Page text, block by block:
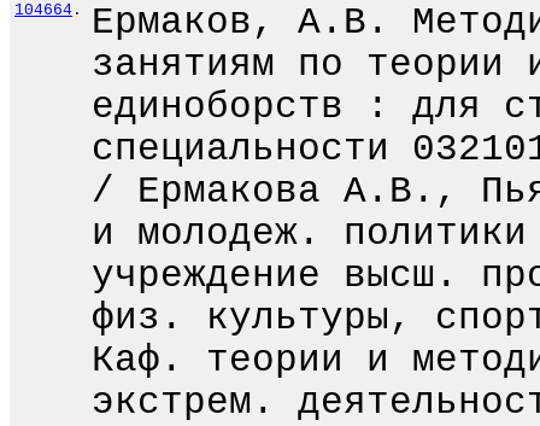
104664 .
Ермаков, А.В.
занятиям по теории
единоборств : для
специальности
/ Ермакова А.В.,
и молодеж.
учреждение высш.
физ. культуры,
Каф. теории и
экстрем.